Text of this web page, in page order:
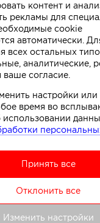
Информация
контент и
рекламы для
cookie
автоматически.
всех остальных
аналитические,
ваше согласие.
настройки или
время во
Принять все
Отклонить все
Изменить настройки